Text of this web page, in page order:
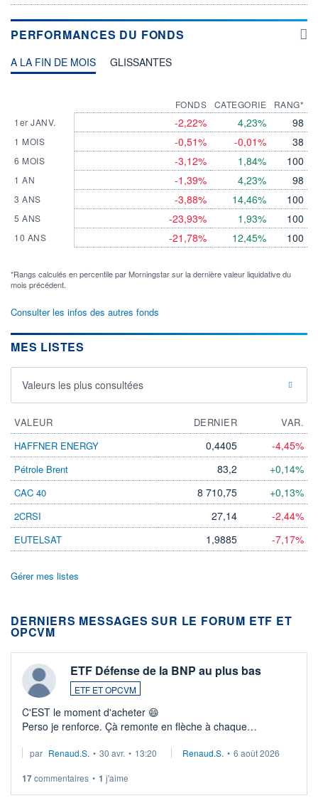
PERFORMANCES DU FONDS
A LA FIN DE MOIS GLISSANTES
1er JANV.
1 MOIS
6 MOIS
1 AN
3 ANS
5 ANS
10 ANS
FONDS
-2,22%
-0,51%
-3,12%
-1,39%
-3,88%
-23,93%
-21,78%
CATEGORIE
4,23%
-0,01%
1,84%
4,23%
14,46%
1,93%
12,45%
RANG*
98
38
100
98
100
100
100
*Rangs calculés en percentile par Morningstar sur la dernière valeur liquidative du
mois précédent.
Consulter les infos des autres fonds
MES LISTES
Valeurs les plus consultées
VALEUR DERNIER
VAR.
HAFFNER ENERGY
0,4405 -4,45%
Pétrole Brent 83,2 +0,14%
CAC 40 8 710,75 +0,13%
2CRSI 27,14 -2,44%
EUTELSAT 1,9885 -7,17%
Gérer mes listes
DERNIERS MESSAGES SUR LE FORUM ETF ET
OPCVM
ETF Défense de la BNP au plus bas
ETF ET OPCVM
C'EST le moment d'acheter 😄​
Perso je renforce. Çà remonte en flèche à chaque
Investissement long terme tip top pour sa retraite.
par Renaud.S. • 30 avr. • 13:20 Renaud.S. • 6 août 2026
17commentaires • 1 j'aime